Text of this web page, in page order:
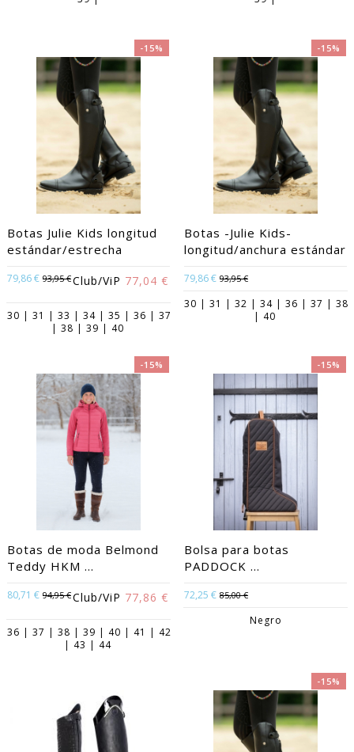
-15%
Botas Julie Kids longitud
estándar/estrecha
79,86 € 93,95 €Club/ViP 77,04 €
30 | 31 | 33 | 34 | 35 | 36 | 37
| 38 | 39 | 40
-15%
Botas -Julie Kids-
longitud/anchura estándar
79,86 € 93,95 €
30 | 31 | 32 | 34 | 36 | 37 | 38
| 40
-15%
Botas de moda Belmond
Teddy HKM ...
80,71 € 94,95 €Club/ViP 77,86 €
36 | 37 | 38 | 39 | 40 | 41 | 42
| 43 | 44
-15%
Bolsa para botas
PADDOCK ...
72,25 € 85,00 €
Negro
-15%